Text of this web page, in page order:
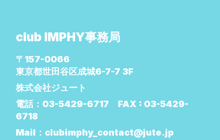
club IMPHY事務局
〒157-0066
東京都世田谷区成城6-7-7 3F
株式会社ジュート
電話： 03-5429-6717 FAX : 03-5429-
6718
Mail： clubimphy_contact@jute.jp